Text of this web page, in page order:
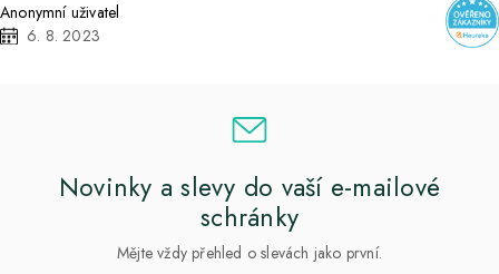
Anonymní uživatel
6. 8. 2023
Novinky a slevy do vaší e-mailové
schránky
Mějte vždy přehled o slevách jako první.